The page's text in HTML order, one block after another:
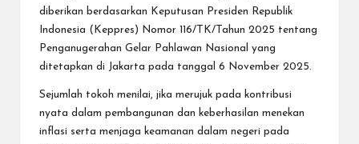
diberikan berdasarkan Keputusan Presiden Republik
Indonesia (Keppres) Nomor 116/TK/Tahun 2025 tentang
Penganugerahan Gelar Pahlawan Nasional yang
ditetapkan di Jakarta pada tanggal 6 November 2025.
Sejumlah tokoh menilai, jika merujuk pada kontribusi
nyata dalam pembangunan dan keberhasilan menekan
inflasi serta menjaga keamanan dalam negeri pada